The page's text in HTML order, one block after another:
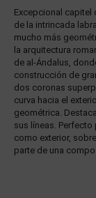
Excepcional capitel
de la intrincada
mucho más
la arquitectura
de al-Ándalus,
construcción de
dos coronas
curva hacia el
geométrica.
sus líneas.
como exterior,
parte de una